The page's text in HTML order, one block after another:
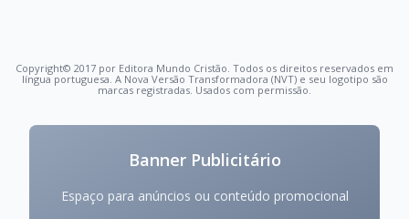
Copyright© 2017 por Editora Mundo Cristão. Todos os direitos reservados em
língua portuguesa. A Nova Versão Transformadora (NVT) e seu logotipo são
marcas registradas. Usados com permissão.
Banner Publicitário
Espaço para anúncios ou conteúdo promocional